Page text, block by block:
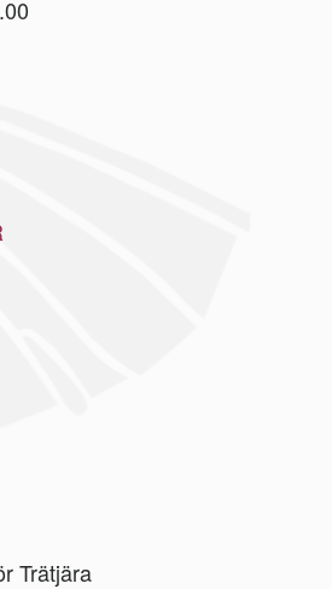
Trätjära